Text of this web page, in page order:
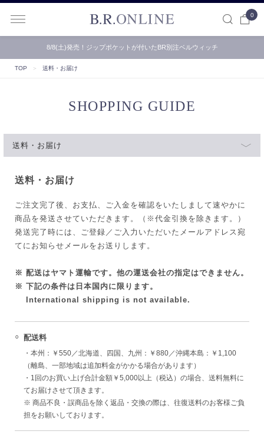
0
8/8(土)発売！ジップポケットが付いたBR別注ベルウィッチ
TOP ＞ 送料・お届け
SHOPPING GUIDE
送料・お届け
送料・お届け
ご注文完了後、お支払、ご入金を確認をいたしまして速やかに
商品を発送させていただきます。（※代金引換を除きます。）
発送完了時には、ご登録／ご入力いただいたメールアドレス宛
てにお知らせメールをお送りします。
※ 配送はヤマト運輸です。他の運送会社の指定はできません。
※ 下記の条件は日本国内に限ります。
International shipping is not available.
○ 配送料
・本州：￥550／北海道、四国、九州：￥880／沖縄本島：￥1,100
（離島、一部地域は追加料金がかかる場合があります）
・1回のお買い上げ合計金額￥5,000以上（税込）の場合、送料無料に
てお届けさせて頂きます。
※ 商品不良・誤商品を除く返品・交換の際は、往復送料のお客様ご負
担をお願いしております。